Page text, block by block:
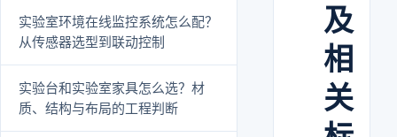
实验室环境在线监控系统怎么配？
从传感器选型到联动控制
实验台和实验室家具怎么选？材
质、结构与布局的工程判断
及
相
关